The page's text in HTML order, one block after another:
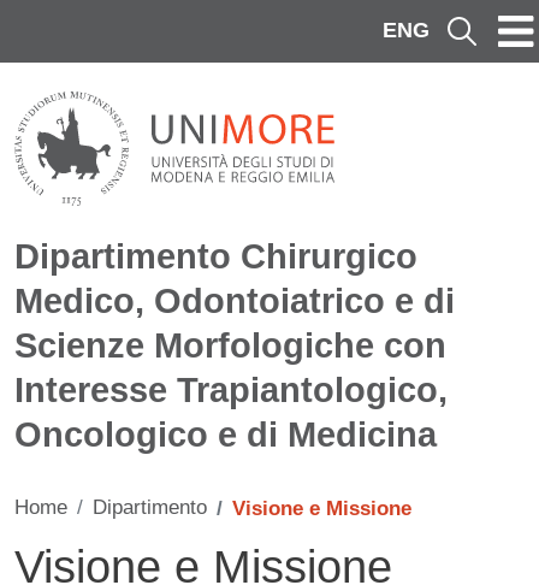
ENG Cerca
Dipartimento Chirurgico
Medico, Odontoiatrico e di
Scienze Morfologiche con
Interesse Trapiantologico,
Oncologico e di Medicina
Home Dipartimento Visione e Missione
Visione e Missione